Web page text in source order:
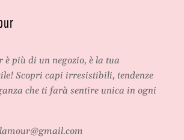
è più di un negozio, è la tua
Scopri capi irresistibili, tendenze
che ti farà sentire unica in ogni